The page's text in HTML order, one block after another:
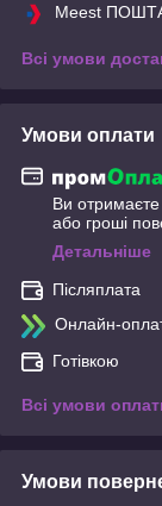
Meest
Всі умови
Умови оплати
Ви
або гроші
Детальніше
Післяплата
Онлайн-
Готівкою
Всі умови
Умови